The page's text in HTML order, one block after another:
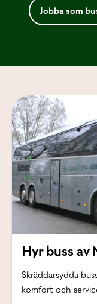
Jobba som
Hyr buss av
Skräddarsydda
komfort och